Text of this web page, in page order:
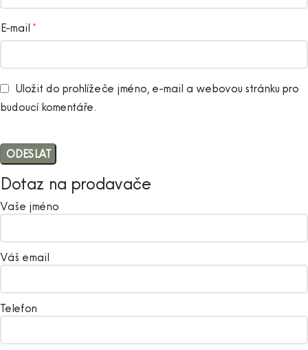
E-mail *
Uložit do prohlížeče jméno, e-mail a webovou stránku pro
budoucí komentáře.
Dotaz na prodavače
Vaše jméno
Váš email
Telefon